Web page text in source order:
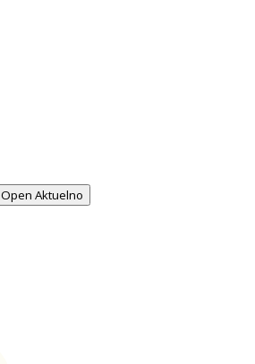
Open Aktuelno